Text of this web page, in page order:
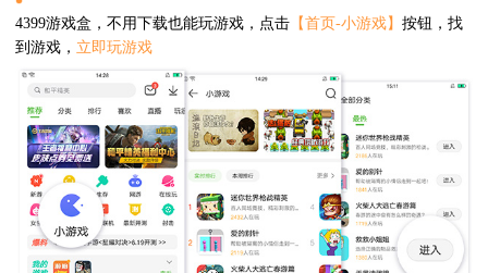
4399游戏盒，不用下载也能玩游戏，点击【首页-小游戏】 按钮，找
到游戏， 立即玩游戏